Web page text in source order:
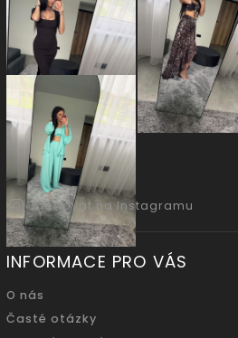
Sledovat na Instagramu
INFORMACE PRO VÁS
O nás
Časté otázky